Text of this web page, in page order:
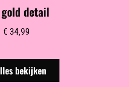
gold detail
€ 34,99
bekijken